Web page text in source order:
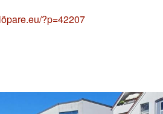
?p=42207